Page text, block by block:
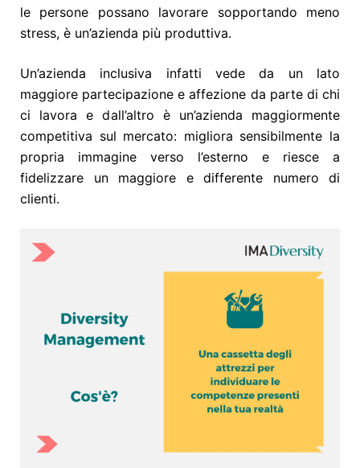
le persone possano lavorare sopportando meno
stress, è un’azienda più produttiva.
Un’azienda inclusiva infatti vede da un lato
maggiore partecipazione e affezione da parte di chi
ci lavora e dall’altro è un’azienda maggiormente
competitiva sul mercato: migliora sensibilmente la
propria immagine verso l’esterno e riesce a
fidelizzare un maggiore e differente numero di
clienti.